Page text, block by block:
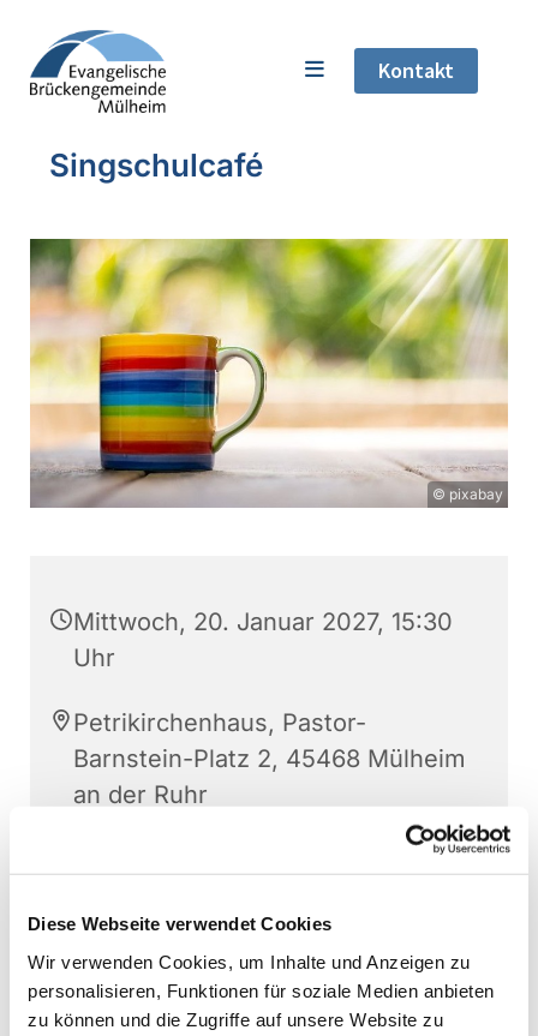
Diese Webseite verwendet Cookies
Wir verwenden Cookies, um Inhalte und Anzeigen zu
personalisieren, Funktionen für soziale Medien anbieten
zu können und die Zugriffe auf unsere Website zu
Kontakt
Singschulcafé
© pixabay
Mittwoch, 20. Januar 2027, 15:30
Uhr
Petrikirchenhaus, Pastor-
Barnstein-Platz 2, 45468 Mülheim
an der Ruhr